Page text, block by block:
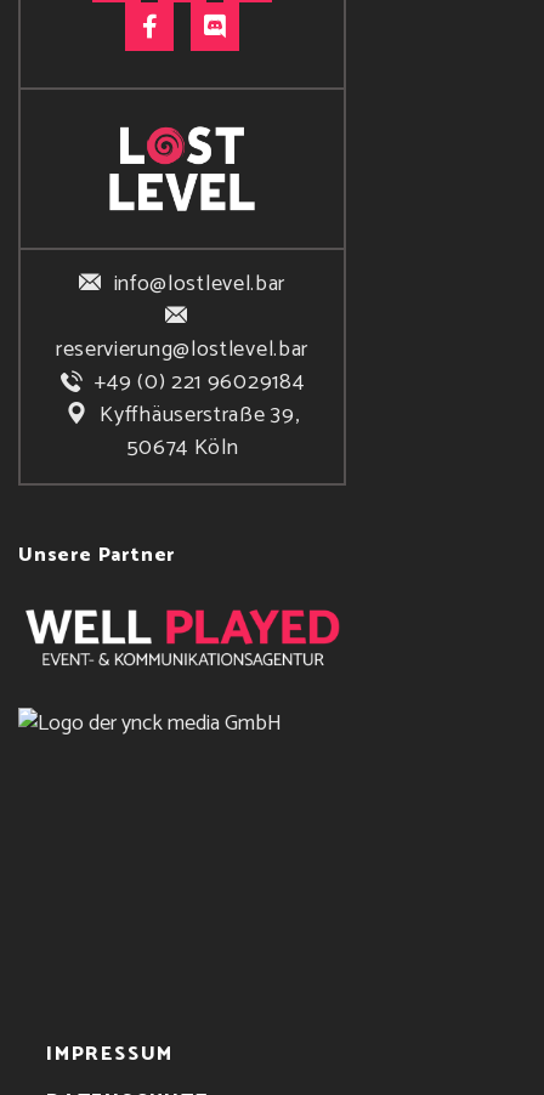
info@lostlevel.bar
reservierung@lostlevel.bar
+49 (0) 221 96029184
Kyffhäuserstraße 39,
50674 Köln
Unsere Partner
IMPRESSUM